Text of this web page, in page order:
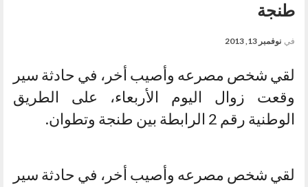
طنجة
في نوفمبر 13, 2013
لقي شخص مصرعه وأصيب أخر، في حادثة سير
وقعت زوال اليوم الأربعاء، على الطريق
الوطنية رقم 2 الرابطة بين طنجة وتطوان.
لقي شخص مصرعه وأصيب أخر، في حادثة سير